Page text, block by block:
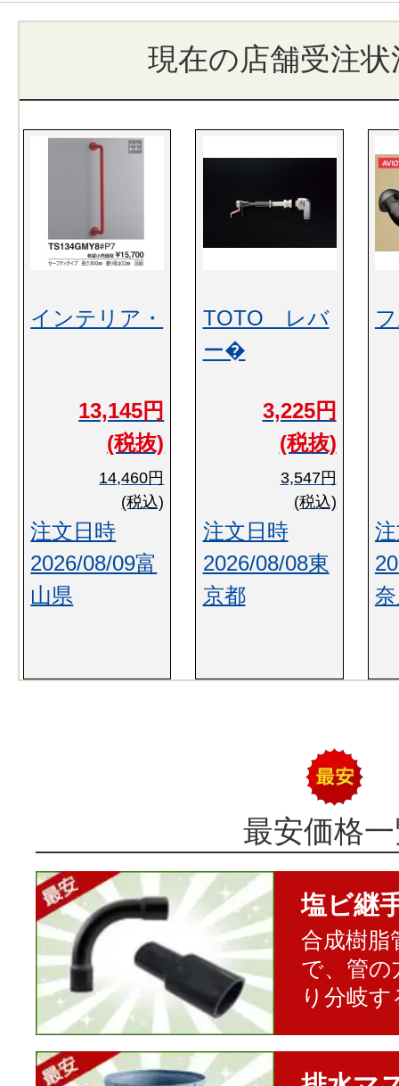
現在の店舗受注状
インテリア・
13,145円
(税抜)
14,460円
(税込)
注文日時
2026/08/09富
山県
TOTO レバ
ー�
3,225円
(税抜)
3,547円
(税込)
注文日時
2026/08/08東
京都
最安価格
塩ビ継
合成樹脂
で、管の
り分岐